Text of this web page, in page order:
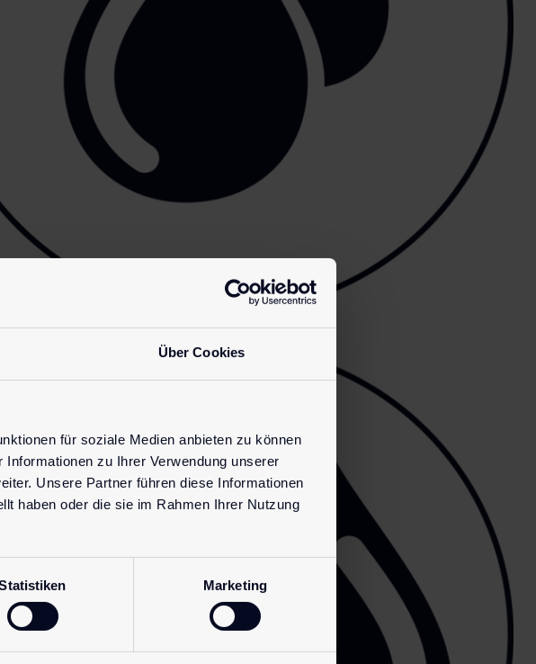
Über Cookies
für soziale Medien anbieten zu können
zu Ihrer Verwendung unserer
Unsere Partner führen diese Informationen
haben oder die sie im Rahmen Ihrer Nutzung
Marketing